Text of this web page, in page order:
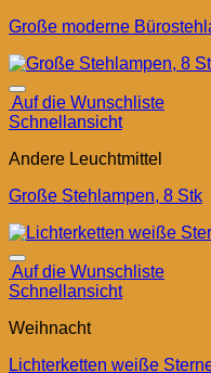
Große moderne
Auf die Wunschliste
Schnellansicht
Andere Leuchtmittel
Große Stehlampen, 8 Stk
Auf die Wunschliste
Schnellansicht
Weihnacht
Lichterketten weiße